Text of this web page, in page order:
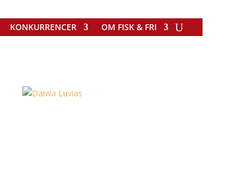
KONKURRENCER OM FISK & FRI